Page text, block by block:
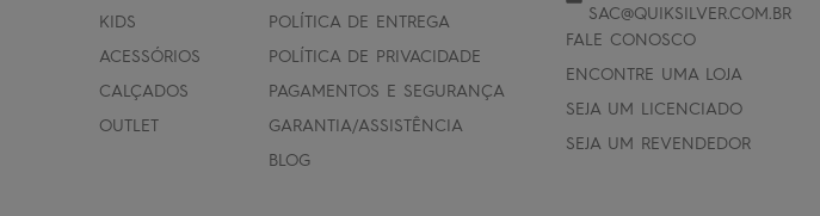
KIDS
ACESSÓRIOS
CALÇADOS
OUTLET
POLÍTICA DE ENTREGA
POLÍTICA DE PRIVACIDADE
PAGAMENTOS E SEGURANÇA
GARANTIA/ASSISTÊNCIA
BLOG
SAC@QUIKSILVER.COM.BR
FALE CONOSCO
ENCONTRE UMA LOJA
SEJA UM LICENCIADO
SEJA UM REVENDEDOR